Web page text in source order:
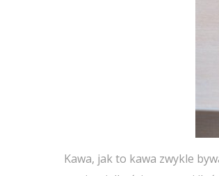
Kawa, jak to kawa zwykle